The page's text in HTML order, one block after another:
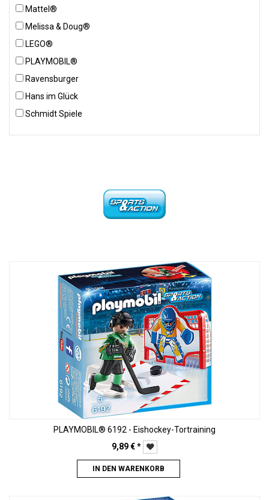
Mattel®
Melissa & Doug®
LEGO®
PLAYMOBIL®
Ravensburger
Hans im Glück
Schmidt Spiele
PLAYMOBIL® 6192 - Eishockey-Tortraining
9,89€*
IN DEN WARENKORB